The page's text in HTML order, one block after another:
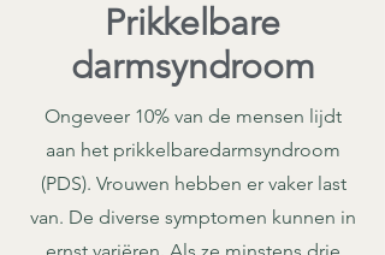
Prikkelbare
darmsyndroom
Ongeveer 10% van de mensen lijdt
aan het prikkelbaredarmsyndroom
(PDS). Vrouwen hebben er vaker last
van. De diverse symptomen kunnen in